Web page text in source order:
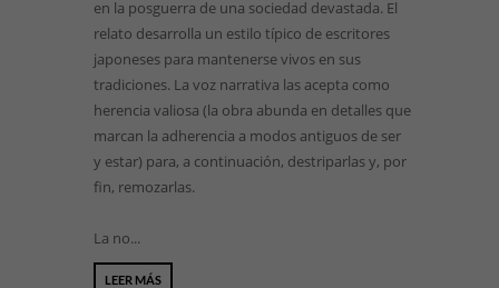
en la posguerra de una sociedad devastada. El
relato desarrolla un estilo típico de escritores
japoneses para mantenerse vivos en sus
tradiciones. La voz narrativa las acepta como
herencia valiosa (la obra abunda en detalles que
marcan la adherencia a modos antiguos de ser
y estar) para, a continuación, destriparlas y, por
fin, remozarlas.
La no...
LEER MÁS